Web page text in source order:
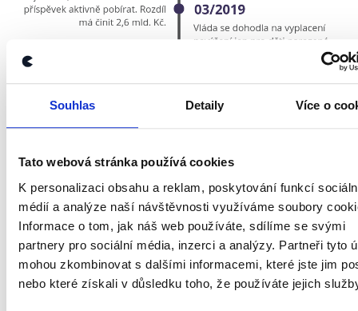
Souhlas Detaily Více o
Tato webová stránka používá cookies
K personalizaci obsahu a reklam, poskytování funkcí
médií a analýze naší návštěvnosti využíváme soubory
Informace o tom, jak náš web používáte, sdílíme se svými
partnery pro sociální média, inzerci a analýzy. Partneři tyto
mohou zkombinovat s dalšími informacemi, které jste jim
nebo které získali v důsledku toho, že používáte jejich